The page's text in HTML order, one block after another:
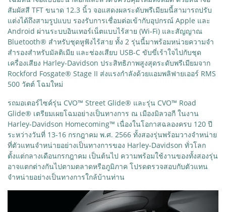
สัมผัสสี TFT ขนาด 12.3 นิ้ว จอแสดงผลระดับพรีเมียมนี้สามารถปรับ
แต่งได้ถึงสามรูปแบบ รองรับการเชื่อมต่อเข้ากับอุปกรณ์ Apple และ
Android ผ่านระบบอินเทอร์เน็ตแบบไร้สาย (Wi-Fi) และสัญญาณ
Bluetooth® สำหรับชุดหูฟังไร้สาย ทั้ง 2 รุ่นนี้มาพร้อมหน่วยความจำ
สำรองสำหรับมัลติเมีย และช่องเสียบ USB-C ขับขี่เร้าใจไปกับชุด
เครื่องเสียง Harley-Davidson ประสิทธิภาพสูงสุดระดับพรีเมียมจาก
Rockford Fosgate® Stage II ส่งแรงกำลังด้วยแอมพลิฟายเออร์ RMS
500 วัตต์ โฉมใหม่
รถมอเตอร์ไซค์รุ่น CVO™ Street Glide® และรุ่น CVO™ Road
Glide® เตรียมเผยโฉมอย่างเป็นทางการ ณ เมืองมิลวอกี ในงาน
Harley-Davidson Homecoming™ เนื่องในโอกาสฉลองครบ 120 ปี
ระหว่างวันที่ 13-16 กรกฎาคม พ.ศ. 2566 ทั้งสองรุ่นพร้อมวางจำหน่าย
ที่ตัวแทนจำหน่ายอย่างเป็นทางการของ Harley-Davidson ทั่วโลก
ตั้งแต่กลางเดือนกรกฎาคม เป็นต้นไป ความพร้อมใช้งานของทั้งสองรุ่น
อาจแตกต่างกันไปตามตลาดหรือภูมิภาค โปรดตรวจสอบกับตัวแทน
จำหน่ายอย่างเป็นทางการใกล้บ้านท่าน